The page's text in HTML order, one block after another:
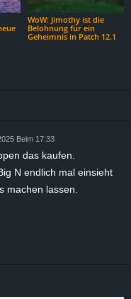
WoW: Jimothy ist die
Belohnung für ein
Geheimnis in Patch 12.1
Beim 17:33
das kaufen.
N endlich mal einsieht
machen lassen.